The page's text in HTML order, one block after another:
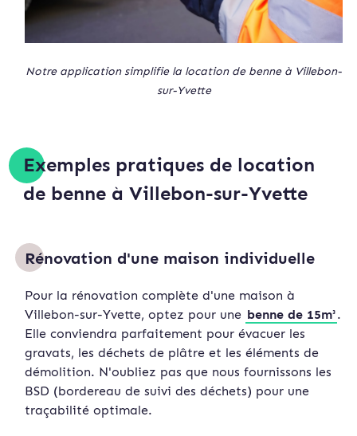
Notre application simplifie la location de benne à Villebon-
sur-Yvette
Exemples pratiques de location
de benne à Villebon-sur-Yvette
Rénovation d'une maison individuelle
Pour la rénovation complète d'une maison à
Villebon-sur-Yvette, optez pour une benne de 15m³.
Elle conviendra parfaitement pour évacuer les
gravats, les déchets de plâtre et les éléments de
démolition. N'oubliez pas que nous fournissons les
BSD (bordereau de suivi des déchets) pour une
traçabilité optimale.